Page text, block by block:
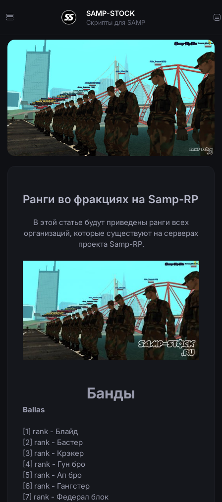
SAMP-STOCK
Скрипты для SAMP
Ранги во фракциях на Samp-RP
В этой статье будут приведены ранги всех
организаций, которые существуют на серверах
проекта Samp-RP.
Банды
Ballas
[1] rank - Блайд
[2] rank - Бастер
[3] rank - Крэкер
[4] rank - Гун бро
[5] rank - Ап бро
[6] rank - Гангстер
[7] rank - Федерал блок